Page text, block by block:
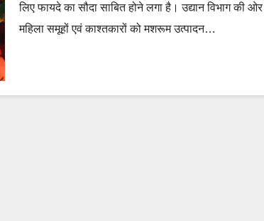
लिए फायदे का सौदा साबित होने लगा है। उद्यान विभाग की
महिला समूहों एवं काश्तकारों को मशरूम उत्पादन…